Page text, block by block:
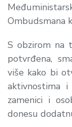
Ombudsmana
S obzirom na
potvrđena,
više kako bi
aktivnostima i
zamenici i
donesu